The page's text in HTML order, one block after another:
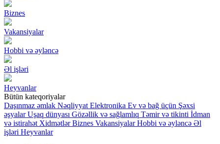
Biznes
Vakansiyalar
Hobbi və əyləncə
Əl işləri
Heyvanlar
Bütün kateqoriyalar
Daşınmaz əmlak Nəqliyyat Elektronika Ev və bağ üçün Şəxsi
əşyalar Uşaq dünyası Gözəllik və sağlamlıq Təmir və tikinti İdman
və istirahət Xidmətlər Biznes Vakansiyalar Hobbi və əyləncə Əl
işləri Heyvanlar